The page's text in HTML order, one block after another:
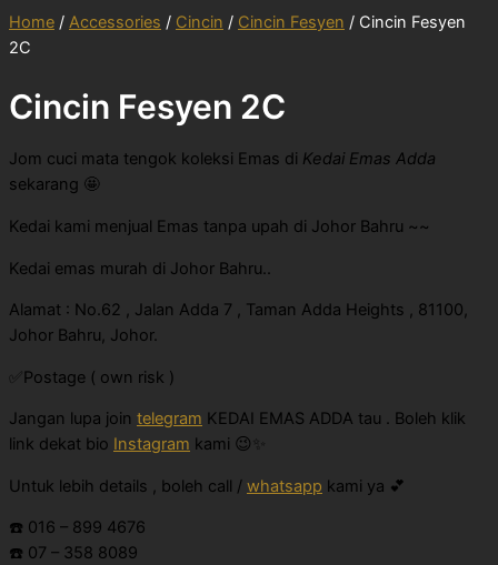
Home / Accessories / Cincin / Cincin Fesyen / Cincin Fesyen
2C
Cincin Fesyen 2C
Jom cuci mata tengok koleksi Emas di Kedai Emas Adda
sekarang 🤩
Kedai kami menjual Emas tanpa upah di Johor Bahru ~~
Kedai emas murah di Johor Bahru..
Alamat : No.62 , Jalan Adda 7 , Taman Adda Heights , 81100,
Johor Bahru, Johor.
✅Postage ( own risk )
Jangan lupa join telegram KEDAI EMAS ADDA tau . Boleh klik
link dekat bio Instagram kami 😉✨
Untuk lebih details , boleh call / whatsapp kami ya 💕
☎️ 016 – 899 4676
☎️ 07 – 358 8089